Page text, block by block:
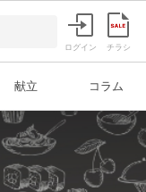
ログイン チラシ
献立 コラム